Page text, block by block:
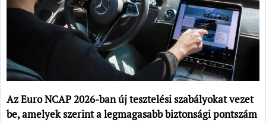
Az Euro NCAP 2026-ban új tesztelési szabályokat vezet
be, amelyek szerint a legmagasabb biztonsági pontszám